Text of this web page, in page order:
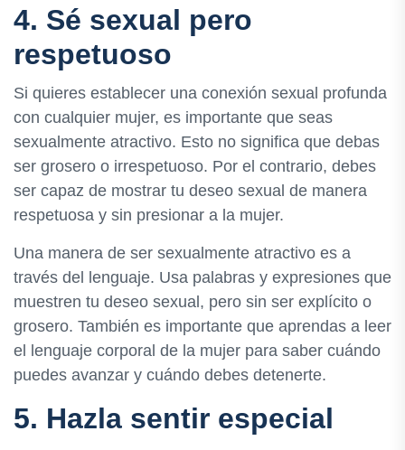
4. Sé sexual pero
respetuoso
Si quieres establecer una conexión sexual profunda
con cualquier mujer, es importante que seas
sexualmente atractivo. Esto no significa que debas
ser grosero o irrespetuoso. Por el contrario, debes
ser capaz de mostrar tu deseo sexual de manera
respetuosa y sin presionar a la mujer.
Una manera de ser sexualmente atractivo es a
través del lenguaje. Usa palabras y expresiones que
muestren tu deseo sexual, pero sin ser explícito o
grosero. También es importante que aprendas a leer
el lenguaje corporal de la mujer para saber cuándo
puedes avanzar y cuándo debes detenerte.
5. Hazla sentir especial